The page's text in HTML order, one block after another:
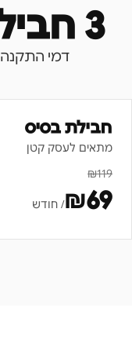
3 חבילות — לכל גודל עסק
דמי התקנה 0 ש"ח, ללא התחייבות, מעבר חופשי בין חבילות.
חבילת בסיס
מתאים לעסק קטן
₪119
₪69 / חודש